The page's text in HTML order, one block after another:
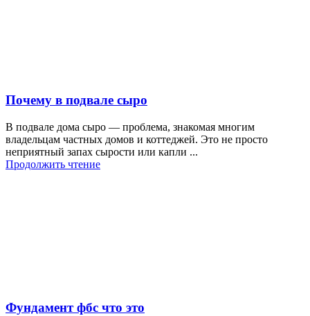
Почему в подвале сыро
В подвале дома сыро — проблема, знакомая многим
владельцам частных домов и коттеджей. Это не просто
неприятный запах сырости или капли ...
Продолжить чтение
Фундамент фбс что это